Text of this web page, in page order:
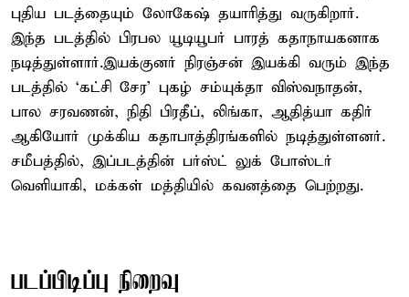
புதிய படத்தையும் லோகேஷ் தயாரித்து வருகிறார்.
இந்த படத்தில் பிரபல யூடியூபர் பாரத் கதாநாயகனாக
நடித்துள்ளார்.இயக்குனர் நிரஞ்சன் இயக்கி வரும் இந்த
படத்தில் ‘கட்சி சேர’ புகழ் சம்யுக்தா விஸ்வநாதன்,
பால சரவணன், நிதி பிரதீப், லிங்கா, ஆதித்யா கதிர்
ஆகியோர் முக்கிய கதாபாத்திரங்களில் நடித்துள்ளனர்.
சமீபத்தில், இப்படத்தின் பர்ஸ்ட் லுக் போஸ்டர்
வெளியாகி, மக்கள் மத்தியில் கவனத்தை பெற்றது.
படப்பிடிப்பு நிறைவு